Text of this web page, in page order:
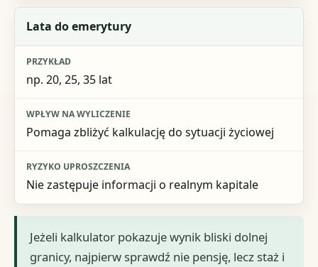
Lata do emerytury
np. 20, 25, 35 lat
Pomaga zbliżyć kalkulację do sytuacji życiowej
Nie zastępuje informacji o realnym kapitale
Jeżeli kalkulator pokazuje wynik bliski dolnej
granicy, najpierw sprawdź nie pensję, lecz staż i